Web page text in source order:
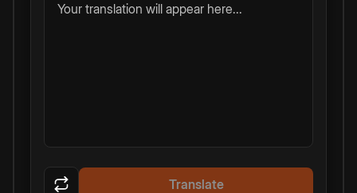
Your translation will appear here...
Translate